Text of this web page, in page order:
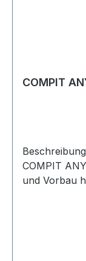
COMPIT
Beschreibung: Halterung: Die
COMPIT
und Vorbau